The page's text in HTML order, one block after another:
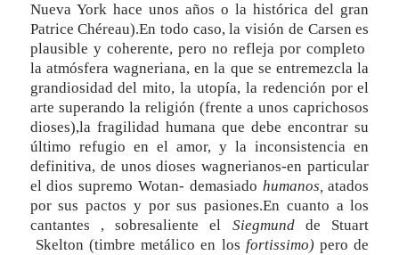
Nueva York hace unos años o la histórica del gran
Patrice Chéreau).En todo caso, la visión de Carsen es
plausible y coherente, pero no refleja por completo
la atmósfera wagneriana, en la que se entremezcla la
grandiosidad del mito, la utopía, la redención por el
arte superando la religión (frente a unos caprichosos
dioses),la fragilidad humana que debe encontrar su
último refugio en el amor, y la inconsistencia en
definitiva, de unos dioses wagnerianos-en particular
el dios supremo Wotan- demasiado humanos, atados
por sus pactos y por sus pasiones.En cuanto a los
cantantes , sobresaliente el Siegmundde Stuart
Skelton (timbre metálico en los fortissimo)pero de